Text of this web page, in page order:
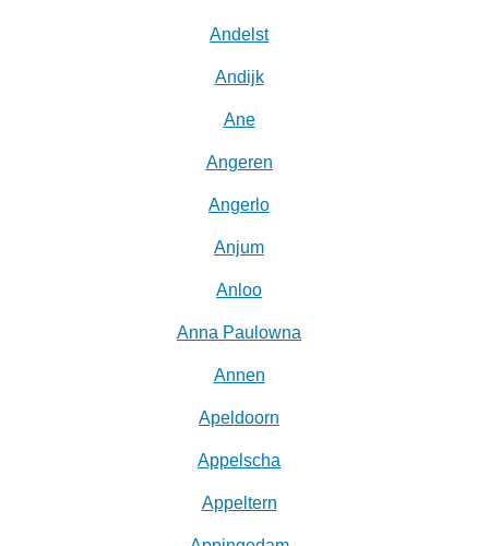
Andelst
Andijk
Ane
Angeren
Angerlo
Anjum
Anloo
Anna Paulowna
Annen
Apeldoorn
Appelscha
Appeltern